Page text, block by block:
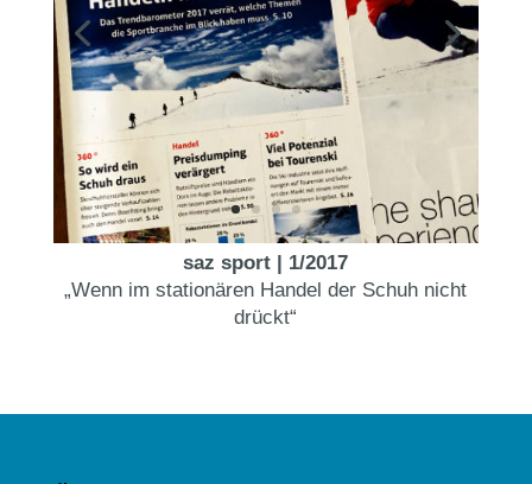
saz sport | 1/2017
„Wenn im stationären Handel der Schuh nicht
drückt“